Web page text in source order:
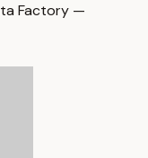
Factory —